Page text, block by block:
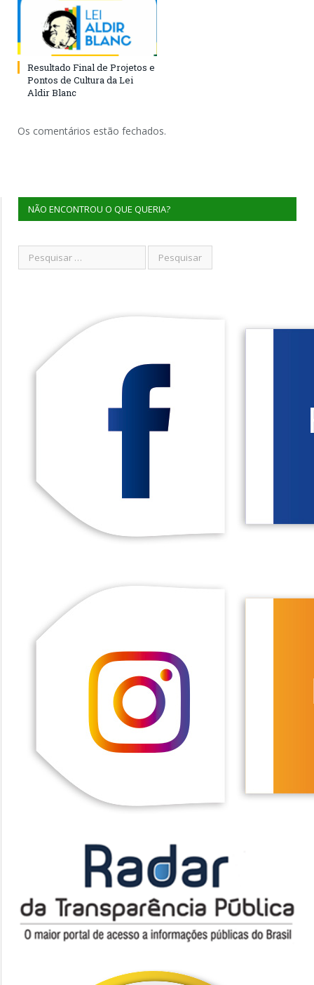
Resultado Final de Projetos e
Pontos de Cultura da Lei
Aldir Blanc
Os comentários estão fechados.
NÃO ENCONTROU O QUE QUERIA?